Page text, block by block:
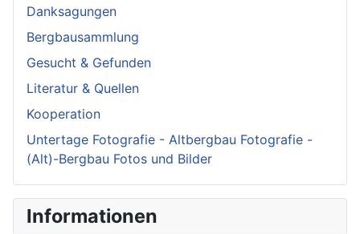
Danksagungen
Bergbausammlung
Gesucht & Gefunden
Literatur & Quellen
Kooperation
Untertage Fotografie - Altbergbau Fotografie -
(Alt)-Bergbau Fotos und Bilder
Informationen